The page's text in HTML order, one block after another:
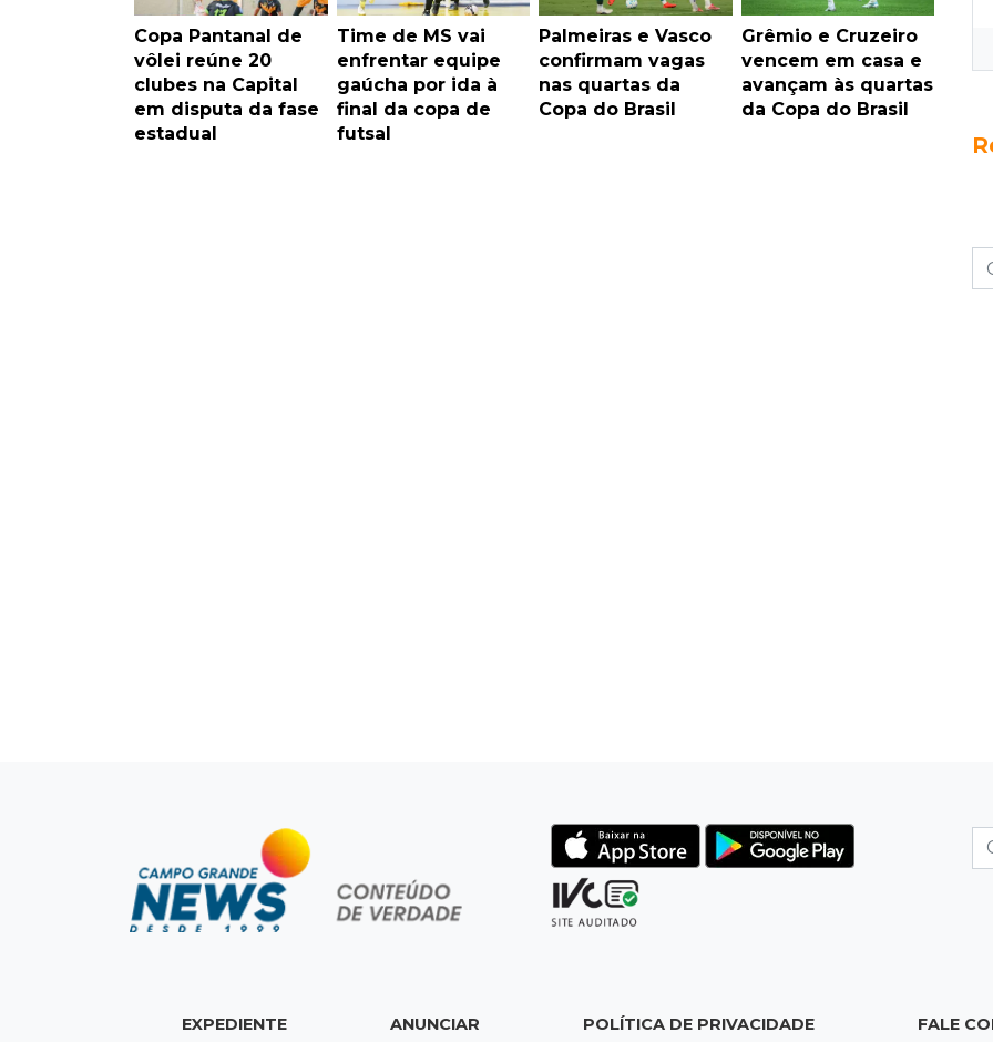
Copa Pantanal de
vôlei reúne 20
clubes na Capital
em disputa da fase
estadual
Time de MS vai
enfrentar equipe
gaúcha por ida à
final da copa de
futsal
Palmeiras e Vasco
confirmam vagas
nas quartas da
Copa do Brasil
Grêmio e Cruzeiro
vencem em casa e
avançam às quartas
da Copa do Brasil
EXPEDIENTE ANUNCIAR POLÍTICA DE PRIVACIDADE FALE